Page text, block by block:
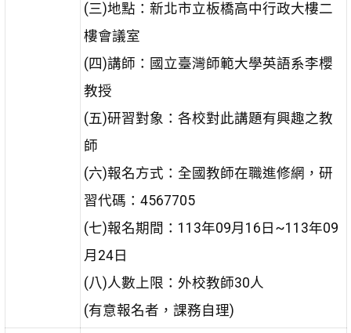
(三)地點：新北市立板橋高中行政大樓二
樓會議室
(四)講師：國立臺灣師範大學英語系李櫻
教授
(五)研習對象：各校對此講題有興趣之教
師
(六)報名方式：全國教師在職進修網，研
習代碼：4567705
(七)報名期間：113年09月16日~113年09
月24日
(八)人數上限：外校教師30人
(有意報名者，課務自理)